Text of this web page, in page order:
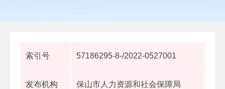
索引号 57186295-8-/2022-0527001
发布机构 保山市人力资源和社会保障局